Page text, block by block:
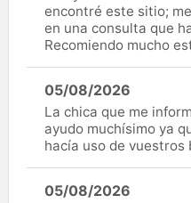
encontré este sitio;
en una consulta que
Recomiendo mucho
05/08/2026
La chica que me
ayudo muchísimo ya
hacía uso de vuestros
05/08/2026